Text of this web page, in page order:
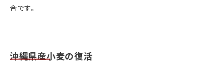
合です。
沖縄県産小麦の復活